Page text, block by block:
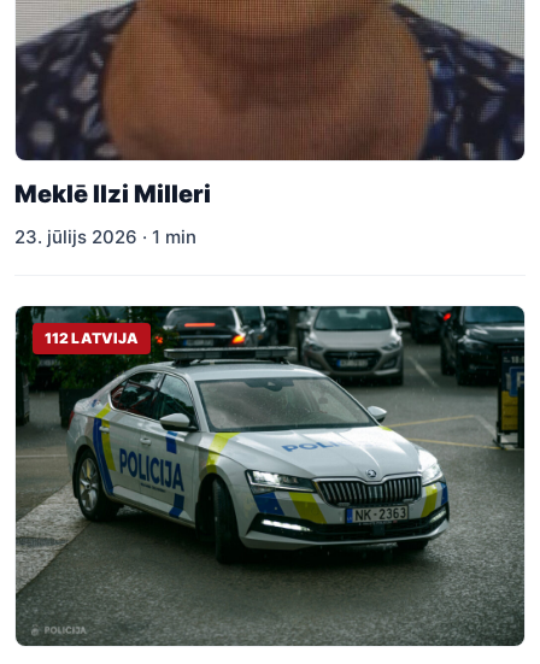
Meklē Ilzi Milleri
23. jūlijs 2026 · 1 min
112 LATVIJA